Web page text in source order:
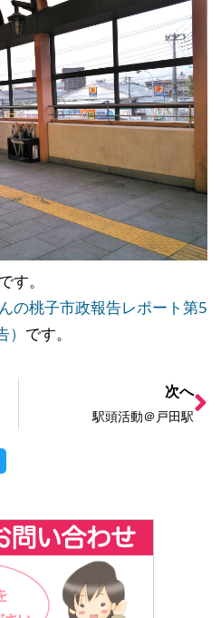
す。
の桃子市政報告レポート第5
です。
次へ
駅頭活動＠戸田駅